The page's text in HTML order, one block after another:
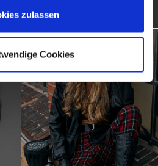
zulassen
Cookies